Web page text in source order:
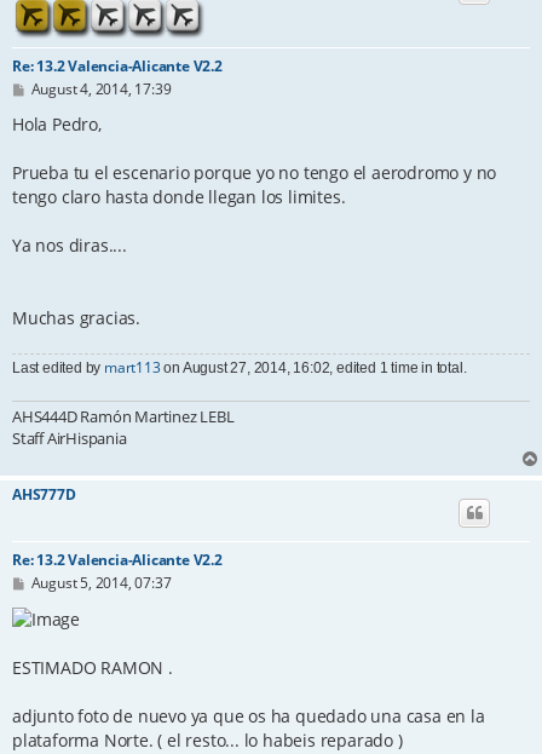
Re: 13.2 Valencia-Alicante V2.2
P
s
August 4, 2014, 17:39
Hola Pedro,
Prueba tu el escenario porque yo no tengo el aerodromo y no
tengo claro hasta donde llegan los limites.
Ya nos diras....
Muchas gracias.
Last edited by mart113 on August 27, 2014, 16:02, edited 1 time in total.
AHS444D Ramón Martinez LEBL
Staff AirHispania
AHS777D
Re: 13.2 Valencia-Alicante V2.2
P
s
t
August 5, 2014, 07:37
ESTIMADO RAMON .
adjunto foto de nuevo ya que os ha quedado una casa en la
plataforma Norte. ( el resto... lo habeis reparado )